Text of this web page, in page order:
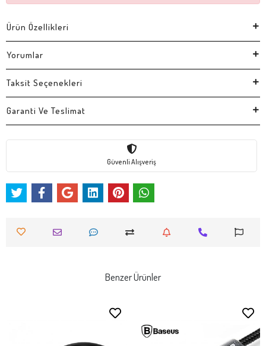
Ürün Özellikleri
Yorumlar
Taksit Seçenekleri
Garanti Ve Teslimat
Güvenli Alışveriş
Benzer Ürünler